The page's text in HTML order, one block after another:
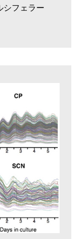
シフェラー